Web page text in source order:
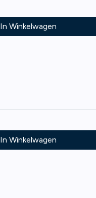
In Winkelwagen
In Winkelwagen